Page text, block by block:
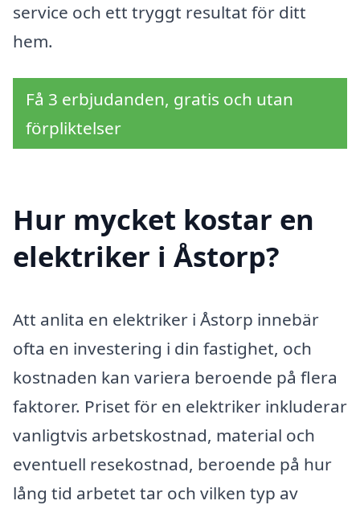
service och ett tryggt resultat för ditt
hem.
Få 3 erbjudanden, gratis och utan
förpliktelser
Hur mycket kostar en
elektriker i Åstorp?
Att anlita en elektriker i Åstorp innebär
ofta en investering i din fastighet, och
kostnaden kan variera beroende på flera
faktorer. Priset för en elektriker inkluderar
vanligtvis arbetskostnad, material och
eventuell resekostnad, beroende på hur
lång tid arbetet tar och vilken typ av